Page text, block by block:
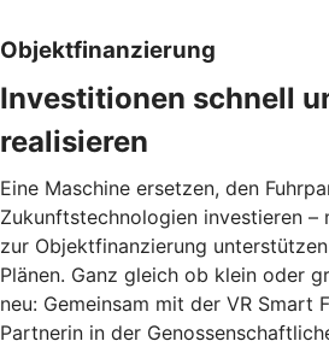
Objektfinanzierung
Investitionen schnell
realisieren
Eine Maschine ersetzen, den
Zukunftstechnologien investieren –
zur Objektfinanzierung
Plänen. Ganz gleich ob klein oder
neu: Gemeinsam mit der VR Smart
Partnerin in der